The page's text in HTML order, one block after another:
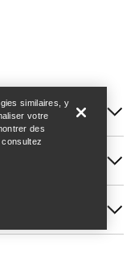
similaires, y
votre
des